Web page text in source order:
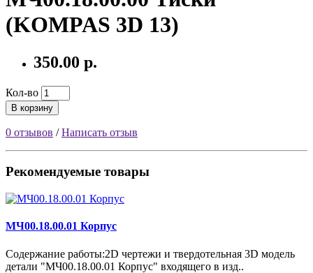
(KOMPAS 3D 13)
350.00 р.
Кол-во
В корзину
0 отзывов /Написать отзыв
Рекомендуемые товары
МЧ00.18.00.01 Корпус
Содержание работы:2D чертежи и твердотельная 3D модель
детали "МЧ00.18.00.01 Корпус" входящего в изд..